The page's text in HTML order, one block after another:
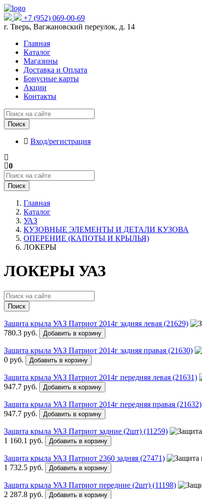
+7 (952) 069-00-69
г. Тверь, Вагжановский переулок, д. 14
Главная
Каталог
Магазины
Доставка и Оплата
Бонусные карты
Акции
Контакты
Поиск
Вход/регистрация
0
Поиск
Главная
Каталог
УАЗ
КУЗОВНЫЕ ЭЛЕМЕНТЫ И ДЕТАЛИ КУЗОВА
ОПЕРЕНИЕ (КАПОТЫ И КРЫЛЬЯ)
ЛОКЕРЫ
ЛОКЕРЫ УАЗ
Поиск
Защита крыла УАЗ Патриот 2014г задняя левая (21629)
780.3 руб.
Добавить в корзину
Защита крыла УАЗ Патриот 2014г задняя правая (21630)
0 руб.
Добавить в корзину
Защита крыла УАЗ Патриот 2014г передняя левая (21631)
947.7 руб.
Добавить в корзину
Защита крыла УАЗ Патриот 2014г передняя правая (21632)
947.7 руб.
Добавить в корзину
Защита крыла УАЗ Патриот задние (2шт) (11259)
1 160.1 руб.
Добавить в корзину
Защита крыла УАЗ Патриот 2360 задняя (27471)
1 732.5 руб.
Добавить в корзину
Защита крыла УАЗ Патриот передние (2шт) (11198)
2 287.8 руб.
Добавить в корзину